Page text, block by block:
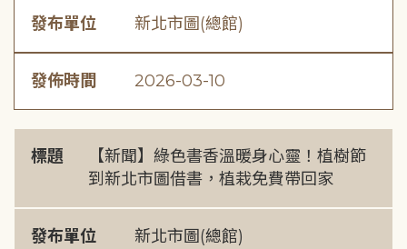
發布單位 新北市圖(總館)
發佈時間 2026-03-10
標題
【新聞】綠色書香溫暖身心靈！植樹節
到新北市圖借書，植栽免費帶回家
發布單位 新北市圖(總館)